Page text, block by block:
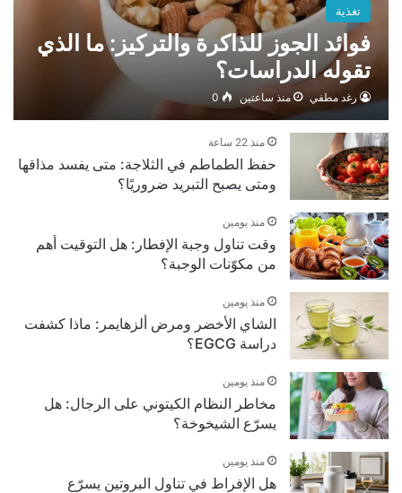
تغذية
فوائد الجوز للذاكرة والتركيز: ما الذي
تقوله الدراسات؟
رغد مطفي منذ ساعتين 0
منذ 22 ساعة
حفظ الطماطم في الثلاجة: متى يفسد مذاقها
ومتى يصبح التبريد ضروريًا؟
منذ يومين
وقت تناول وجبة الإفطار: هل التوقيت أهم
من مكوّنات الوجبة؟
منذ يومين
الشاي الأخضر ومرض ألزهايمر: ماذا كشفت
دراسة EGCG؟
منذ يومين
مخاطر النظام الكيتوني على الرجال: هل
يسرّع الشيخوخة؟
منذ يومين
هل الإفراط في تناول البروتين يسرّع